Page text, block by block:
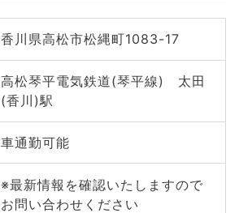
香川県高松市松縄町1083-17
高松琴平電気鉄道(琴平線) 太田
(香川)駅
車通勤可能
※最新情報を確認いたしますので
お問い合わせください